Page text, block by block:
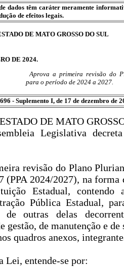
dados têm caráter meramente
de efeitos legais.
DE MATO GROSSO DO SUL
DE 2024.
Aprova a primeira revisão do
para o período de 2024 a 2027.
- Suplemento I, de 17 de dezembro de
DE MATO
Legislativa
revisão do Plano
(PPA 2024/2027), na forma
Estadual, contendo
Pública Estadual,
outras delas
de manutenção e de
quadros anexos,
Lei, entende-se por: